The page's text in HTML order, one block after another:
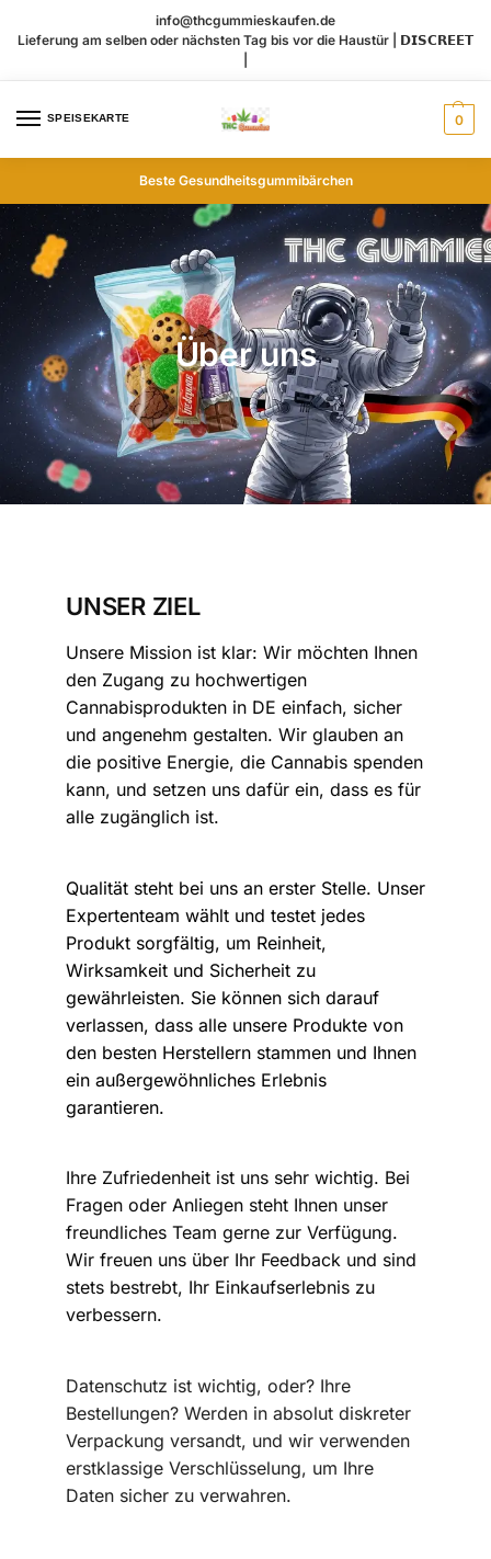
info@thcgummieskaufen.de
Lieferung am selben oder nächsten Tag bis vor die Haustür | 𝗗𝗜𝗦𝗖𝗥𝗘𝗘𝗧
SPEISEKARTE 0
Beste Gesundheitsgummibärchen
Über uns
UNSER ZIEL
Unsere Mission ist klar: Wir möchten Ihnen
den Zugang zu hochwertigen
Cannabisprodukten in DE einfach, sicher
und angenehm gestalten. Wir glauben an
die positive Energie, die Cannabis spenden
kann, und setzen uns dafür ein, dass es für
alle zugänglich ist.
Qualität steht bei uns an erster Stelle. Unser
Expertenteam wählt und testet jedes
Produkt sorgfältig, um Reinheit,
Wirksamkeit und Sicherheit zu
gewährleisten. Sie können sich darauf
verlassen, dass alle unsere Produkte von
den besten Herstellern stammen und Ihnen
ein außergewöhnliches Erlebnis
garantieren.
Ihre Zufriedenheit ist uns sehr wichtig. Bei
Fragen oder Anliegen steht Ihnen unser
freundliches Team gerne zur Verfügung.
Wir freuen uns über Ihr Feedback und sind
stets bestrebt, Ihr Einkaufserlebnis zu
verbessern.
Datenschutz ist wichtig, oder? Ihre
Bestellungen? Werden in absolut diskreter
Verpackung versandt, und wir verwenden
erstklassige Verschlüsselung, um Ihre
Daten sicher zu verwahren.